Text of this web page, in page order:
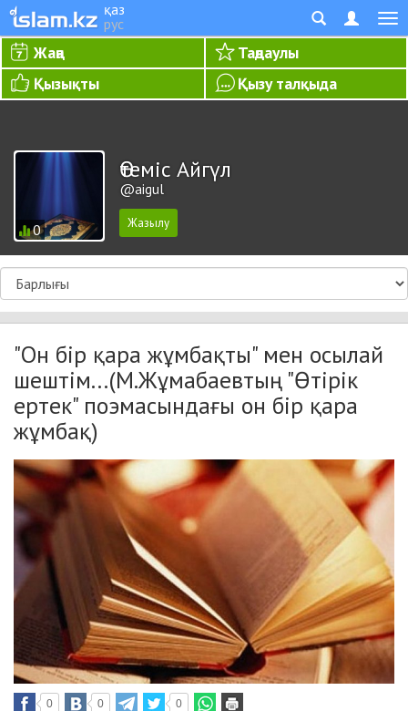
қаз
рус
Жаңа
Таңдаулы
Қызықты
Қызу талқыда
0
Өтеміс Айгүл
@aigul
"Он бір қара жұмбақты" мен осылай
шештім...(М.Жұмабаевтың "Өтірік
ертек" поэмасындағы он бір қара
жұмбақ)
0 0 0